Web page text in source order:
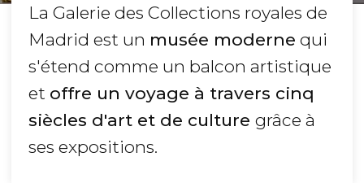
La Galerie des Collections royales de
Madrid est un musée moderne qui
s'étend comme un balcon artistique
et offre un voyage à travers cinq
siècles d'art et de culture grâce à
ses expositions.